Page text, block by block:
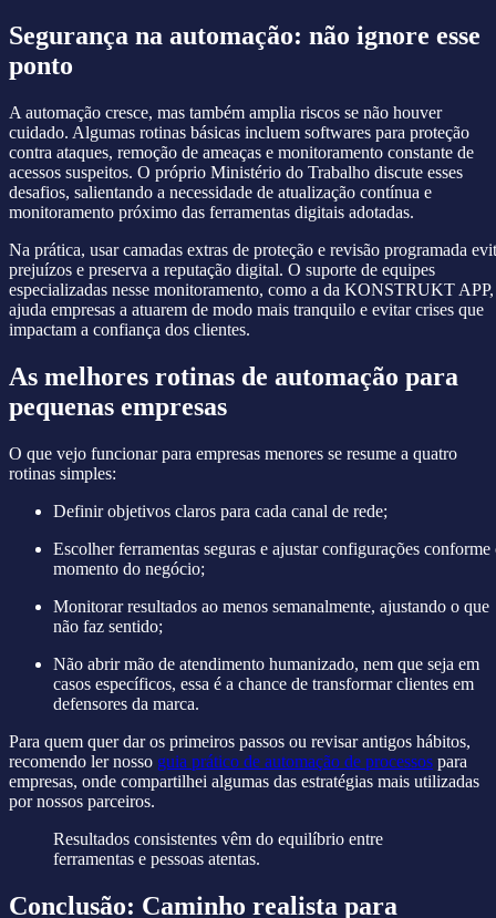
Segurança na automação: não ignore esse
ponto
A automação cresce, mas também amplia riscos se não houver
cuidado. Algumas rotinas básicas incluem softwares para proteção
contra ataques, remoção de ameaças e monitoramento constante de
acessos suspeitos. O próprio Ministério do Trabalho discute esses
desafios, salientando a necessidade de atualização contínua e
monitoramento próximo das ferramentas digitais adotadas.
Na prática, usar camadas extras de proteção e revisão programada
prejuízos e preserva a reputação digital. O suporte de equipes
especializadas nesse monitoramento, como a da KONSTRUKT APP,
ajuda empresas a atuarem de modo mais tranquilo e evitar crises que
impactam a confiança dos clientes.
As melhores rotinas de automação para
pequenas empresas
O que vejo funcionar para empresas menores se resume a quatro
rotinas simples:
Definir objetivos claros para cada canal de rede;
Escolher ferramentas seguras e ajustar configurações conforme
momento do negócio;
Monitorar resultados ao menos semanalmente, ajustando o que
não faz sentido;
Não abrir mão de atendimento humanizado, nem que seja em
casos específicos, essa é a chance de transformar clientes em
defensores da marca.
Para quem quer dar os primeiros passos ou revisar antigos hábitos,
recomendo ler nosso guia prático de automação de processos para
empresas, onde compartilhei algumas das estratégias mais utilizadas
por nossos parceiros.
Resultados consistentes vêm do equilíbrio entre
ferramentas e pessoas atentas.
Conclusão: Caminho realista para